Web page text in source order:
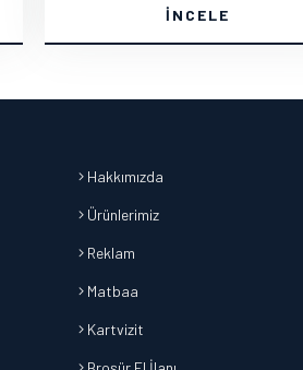
İNCELE
Hakkımızda
Ürünlerimiz
Reklam
Matbaa
Kartvizit